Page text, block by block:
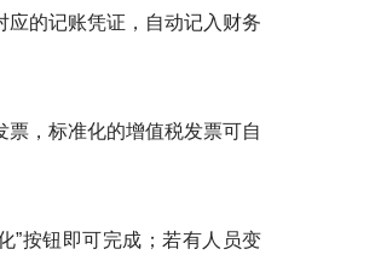
应的记账凭证，自动记入财务
，标准化的增值税发票可自
”按钮即可完成；若有人员变